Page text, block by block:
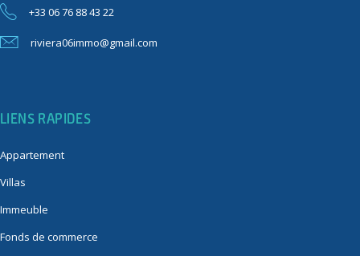
+33 06 76 88 43 22
riviera06immo@gmail.com
LIENS RAPIDES
Appartement
Villas
Immeuble
Fonds de commerce